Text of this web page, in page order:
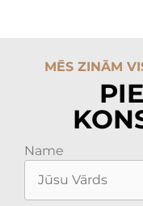
MĒS ZINĀM
Name